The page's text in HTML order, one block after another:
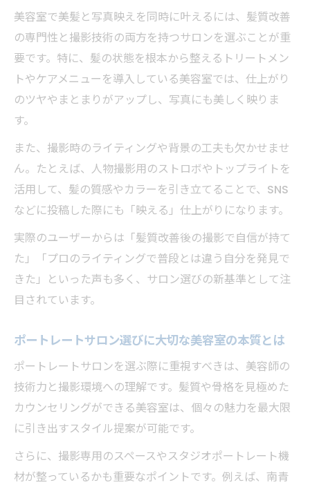
美容室で美髪と写真映えを同時に叶えるには、髪質改善
の専門性と撮影技術の両方を持つサロンを選ぶことが重
要です。特に、髪の状態を根本から整えるトリートメン
トやケアメニューを導入している美容室では、仕上がり
のツヤやまとまりがアップし、写真にも美しく映りま
す。
また、撮影時のライティングや背景の工夫も欠かせませ
ん。たとえば、人物撮影用のストロボやトップライトを
活用して、髪の質感やカラーを引き立てることで、SNS
などに投稿した際にも「映える」仕上がりになります。
実際のユーザーからは「髪質改善後の撮影で自信が持て
た」「プロのライティングで普段とは違う自分を発見で
きた」といった声も多く、サロン選びの新基準として注
目されています。
ポートレートサロン選びに大切な美容室の本質とは
ポートレートサロンを選ぶ際に重視すべきは、美容師の
技術力と撮影環境への理解です。髪質や骨格を見極めた
カウンセリングができる美容室は、個々の魅力を最大限
に引き出すスタイル提案が可能です。
さらに、撮影専用のスペースやスタジオポートレート機
材が整っているかも重要なポイントです。例えば、南青